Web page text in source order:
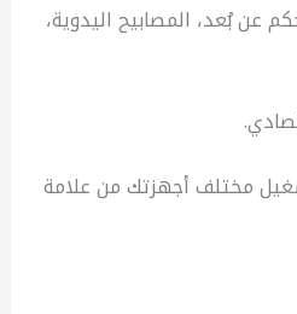
عن بُعد، المصابيح اليدوية،
مختلف أجهزتك من علامة